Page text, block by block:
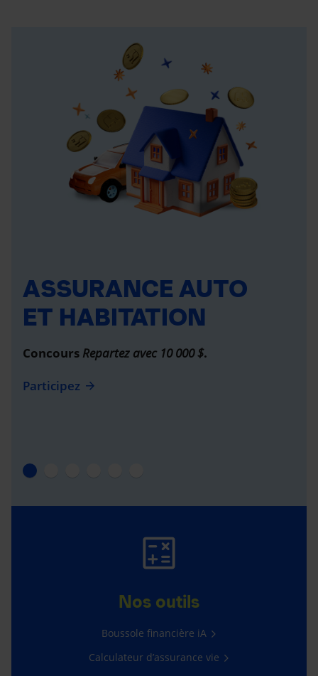
ASSURANCE AUTO
ET HABITATION
Concours Repartez avec 10 000 $.
Participez
Nos outils
Boussole financière iA
Calculateur d’assurance vie